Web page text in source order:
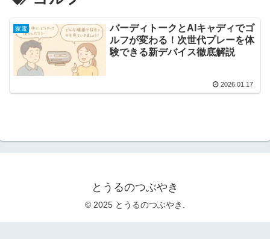
家電
バーディトークとAIキャディでゴ
ルフが変わる！次世代プレーを体
験できる新デバイス徹底解説
2026.01.17
とうるのつぶやき
© 2025 とうるのつぶやき.